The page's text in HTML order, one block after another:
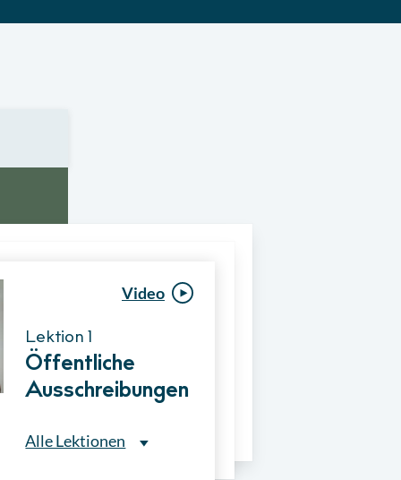
Video
Lektion 1
Öffentliche
Ausschreibungen
Alle Lektionen
Vergabeverfahre
Alle Lektionen